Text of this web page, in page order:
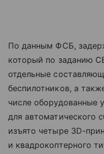
По данным ФСБ,
который по заданию
отдельные
беспилотников, а
числе оборудованные
для автоматического
изъято четыре ЗD-
и квадрокоптерного